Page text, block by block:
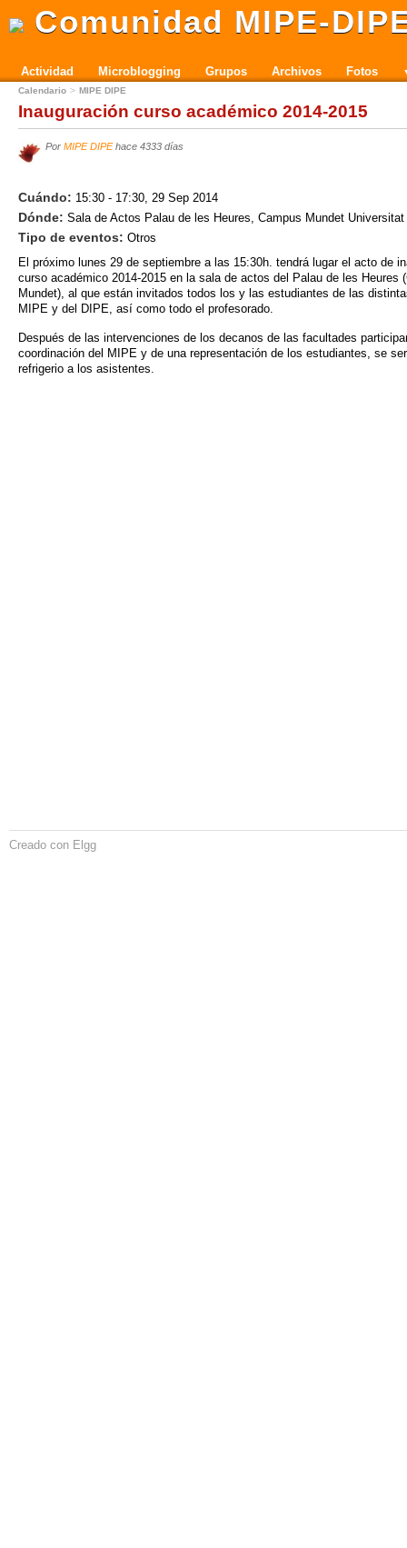
Comunidad MIPE-
Actividad Microblogging Grupos Archivos Fotos
Calendario MIPE DIPE
Inauguración curso académico 2014-2015
Por MIPE DIPE hace 4333 días
Cuándo: 15:30 - 17:30, 29 Sep 2014
Dónde: Sala de Actos Palau de les Heures, Campus Mundet
Tipo de eventos: Otros
El próximo lunes 29 de septiembre a las 15:30h. tendrá lugar el acto de
curso académico 2014-2015 en la sala de actos del Palau de les Heures
Mundet), al que están invitados todos los y las estudiantes de las
MIPE y del DIPE, así como todo el profesorado.
Después de las intervenciones de los decanos de las facultades
coordinación del MIPE y de una representación de los estudiantes, se
refrigerio a los asistentes.
Creado con Elgg